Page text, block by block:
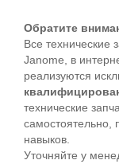
Обратите
Все
Janome, в
реализуются
технические
самостоятельно,
навыков.
Уточняйте у